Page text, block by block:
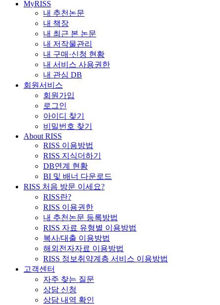
MyRISS
내 추천논문
내 책장
내 최근 본 논문
내 저작물관리
내 구매·신청 현황
내 서비스 사용권한
내 관심 DB
회원서비스
회원가입
로그인
아이디 찾기
비밀번호 찾기
About RISS
RISS 이용방법
RISS 지식더하기
DB연계 현황
BI 및 배너 다운로드
RISS 처음 방문 이세요?
RISS란?
RISS 이용권한
내 추천논문 등록방법
RISS 자료 유형별 이용방법
복사/대출 이용방법
해외전자자료 이용방법
RISS 정보취약계층 서비스 이용방법
고객센터
자주 찾는 질문
상담 신청
상담 내역 확인